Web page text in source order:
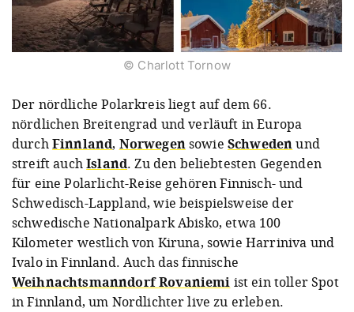
© Charlott Tornow
Der nördliche Polarkreis liegt auf dem 66.
nördlichen Breitengrad und verläuft in Europa
durchFinnland, Norwegensowie Schwedenund
streift auchIsland. Zu den beliebtesten Gegenden
für eine Polarlicht-Reise gehören Finnisch- und
Schwedisch-Lappland, wie beispielsweise der
schwedische Nationalpark Abisko, etwa 100
Kilometer westlich von Kiruna, sowie Harriniva und
Ivalo in Finnland. Auch das finnische
Weihnachtsmanndorf Rovaniemi ist ein toller Spot
in Finnland, um Nordlichter live zu erleben.